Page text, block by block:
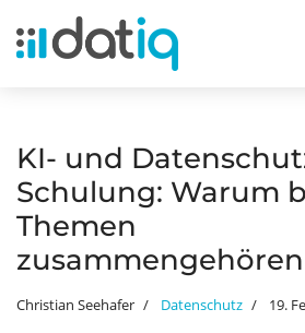
KI- und
Schulung: Warum
Themen
zusammengehören
Christian Seehafer Datenschutz 19.